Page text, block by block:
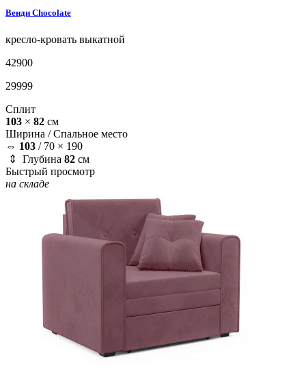
Венди Chocolate
кресло-кровать выкатной
42900
29999
Сплит
103 × 82 см
Ширина /Спальное место
⇔ 103 / 70 × 190
⇕ Глубина 82 см
Быстрый просмотр
на складе